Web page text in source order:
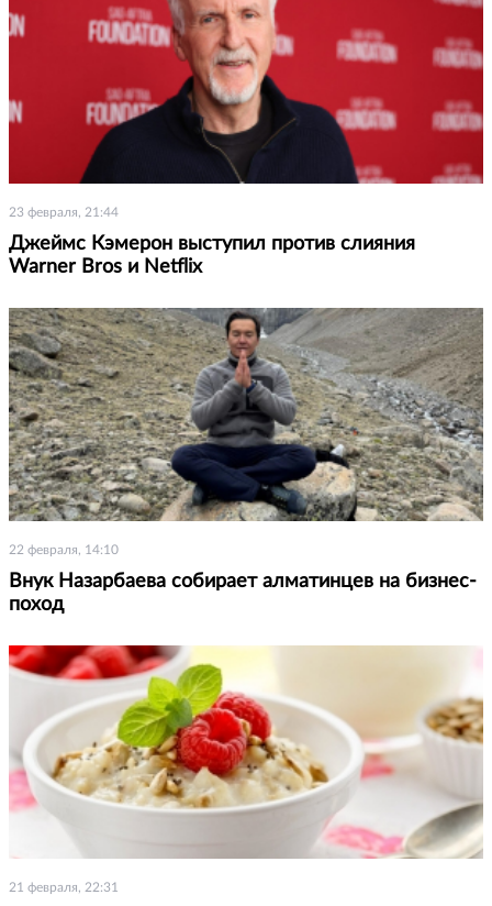
23 февраля, 21:44
Джеймс Кэмерон выступил против слияния
Warner Bros и Netflix
22 февраля, 14:10
Внук Назарбаева собирает алматинцев на бизнес-
поход
21 февраля, 22:31